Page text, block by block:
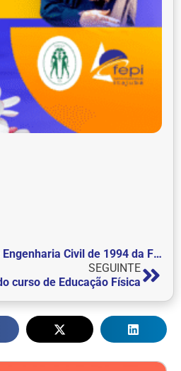
Turma do curso de Engenharia Civil de 1994 da FEPI realiza visita à Instituição
SEGUINTE
curso de Educação Física